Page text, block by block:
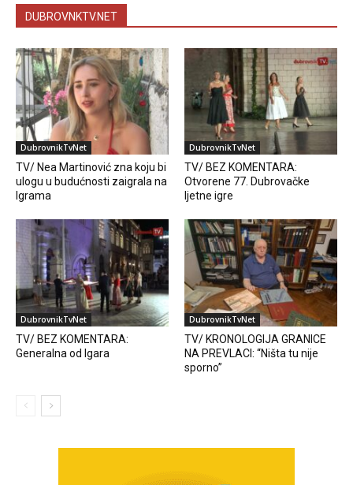
DUBROVNKTV.NET
DubrovnikTvNet
TV/ Nea Martinović zna koju bi
ulogu u budućnosti zaigrala na
Igrama
DubrovnikTvNet
TV/ BEZ KOMENTARA:
Otvorene 77. Dubrovačke
ljetne igre
DubrovnikTvNet
TV/ BEZ KOMENTARA:
Generalna od Igara
DubrovnikTvNet
TV/ KRONOLOGIJA GRANICE
NA PREVLACI: “Ništa tu nije
sporno”